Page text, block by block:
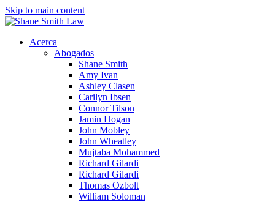
Skip to main content
Acerca
Abogados
Shane Smith
Amy Ivan
Ashley Clasen
Carilyn Ibsen
Connor Tilson
Jamin Hogan
John Mobley
John Wheatley
Mujtaba Mohammed
Richard Gilardi
Richard Gilardi
Thomas Ozbolt
William Soloman